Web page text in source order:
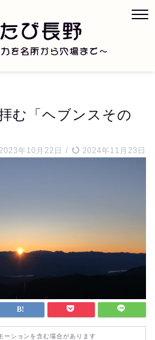
む「ヘブンスその
2023年10月22日 / 2024年11月23日
ーションを含む場合があります